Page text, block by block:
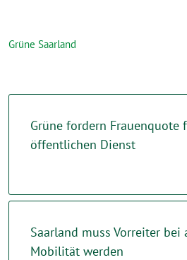
Grüne Saarland
Grüne fordern Frauenquote
öffentlichen Dienst
Saarland muss Vorreiter bei
Mobilität werden